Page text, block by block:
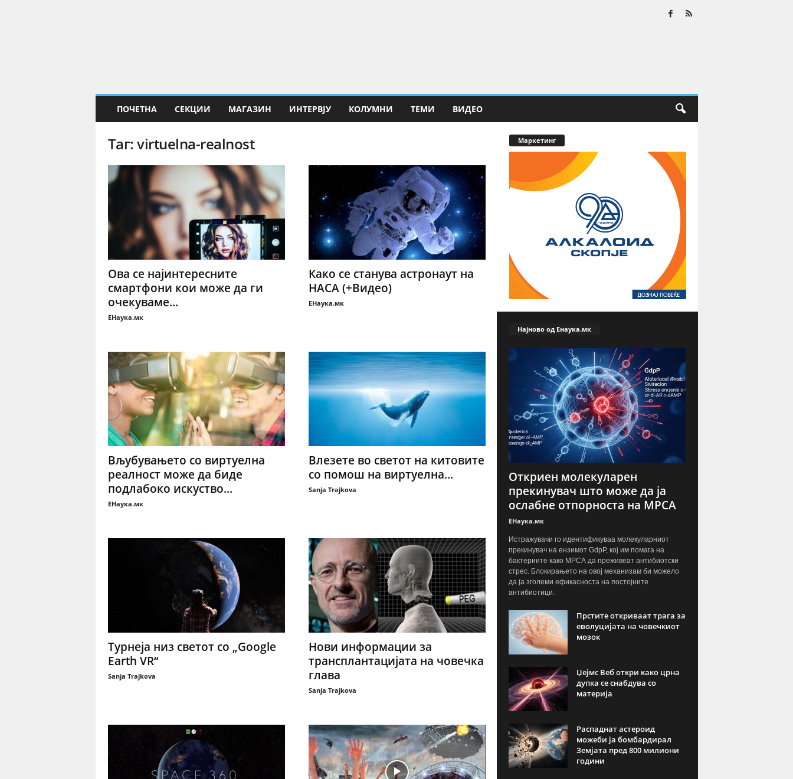
ПОЧЕТНА СЕКЦИИ МАГАЗИН ИНТЕРВЈУ КОЛУМНИ ТЕМИ ВИДЕО
Таг: virtuelna-realnost
Ова се најинтересните
смартфони кои може да ги
очекуваме...
ЕНаука.мк
Како се станува астронаут на
НАСА (+Видео)
ЕНаука.мк
Вљубувањето со виртуелна
реалност може да биде
подлабоко искуство...
ЕНаука.мк
Влезете во светот на китовите
со помош на виртуелна...
Sanja Trajkova
Турнеја низ светот со „Google
Earth VR“
Sanja Trajkova
Нови информации за
трансплантацијата на човечка
глава
Sanja Trajkova
Маркетинг
Најново од Енаука.мк
Откриен молекуларен
прекинувач што може да ја
ослабне отпорноста на МРСА
ЕНаука.мк
Истражувачи го идентификуваа молекуларниот
прекинувач на ензимот GdpP, кој им помага на
бактериите како МРСА да преживеат антибиотски
стрес. Блокирањето на овој механизам би можело
да ја зголеми ефикасноста на постојните
антибиотици.
Прстите откриваат трага за
еволуцијата на човечкиот
мозок
Џејмс Веб откри како црна
дупка се снабдува со
материја
Распаднат астероид
можеби ја бомбардирал
Земјата пред 800 милиони
години